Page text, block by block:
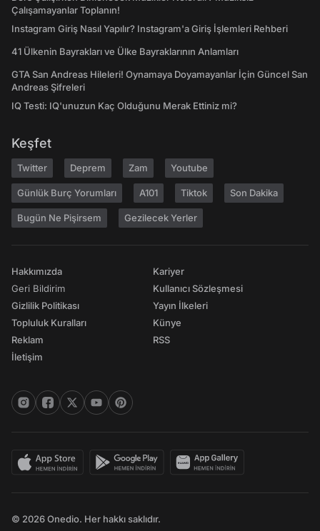
Çalışamayanlar Toplanın!
Instagram Giriş Nasıl Yapılır? Instagram'a Giriş İşlemleri Rehberi
41 Ülkenin Bayrakları ve Ülke Bayraklarının Anlamları
GTA San Andreas Hileleri! Oynamaya Doyamayanlar İçin Güncel San
Andreas Şifreleri
IQ Testi: IQ'unuzun Kaç Olduğunu Merak Ettiniz mi?
Keşfet
Twitter Deprem Zam Youtube
Günlük Burç Yorumları A101 Tiktok Son Dakika
Bugün Ne Pişirsem Gezilecek Yerler
Hakkımızda
Geri Bildirim
Gizlilik Politikası
Topluluk Kuralları
Reklam
İletişim
Kariyer
Kullanıcı Sözleşmesi
Yayın İlkeleri
Künye
RSS
© 2026 Onedio. Her hakkı saklıdır.